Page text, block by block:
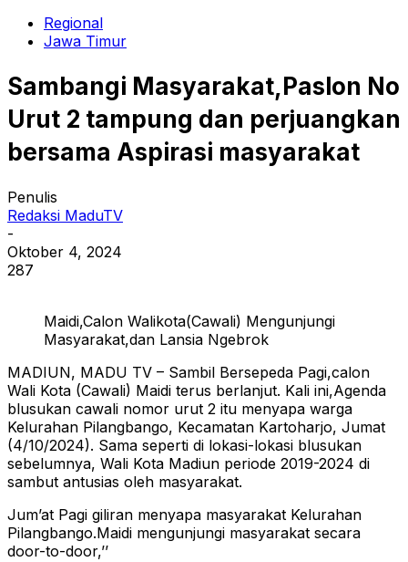
Regional
Jawa Timur
Sambangi Masyarakat,Paslon No
Urut 2 tampung dan perjuangkan
bersama Aspirasi masyarakat
Penulis
Redaksi MaduTV
-
Oktober 4, 2024
287
Maidi,Calon Walikota(Cawali) Mengunjungi
Masyarakat,dan Lansia Ngebrok
MADIUN, MADU TV – Sambil Bersepeda Pagi,calon
Wali Kota (Cawali) Maidi terus berlanjut. Kali ini,Agenda
blusukan cawali nomor urut 2 itu menyapa warga
Kelurahan Pilangbango, Kecamatan Kartoharjo, Jumat
(4/10/2024). Sama seperti di lokasi-lokasi blusukan
sebelumnya, Wali Kota Madiun periode 2019-2024 di
sambut antusias oleh masyarakat.
Jum’at Pagi giliran menyapa masyarakat Kelurahan
Pilangbango.Maidi mengunjungi masyarakat secara
door-to-door,’’